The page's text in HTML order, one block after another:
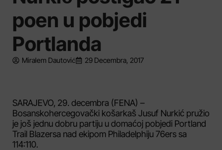
poen u pobjedi
Portlanda
Miralem Dautović 29 Decembra, 2017
SARAJEVO, 29. decembra (FENA) –
Bosanskohercegovački košarkaš Jusuf Nurkić pružio
je još jednu dobru partiju u domaćoj pobjedi Portland
Trail Blazersa nad ekipom Philadelphiju 76ers sa
114:110.